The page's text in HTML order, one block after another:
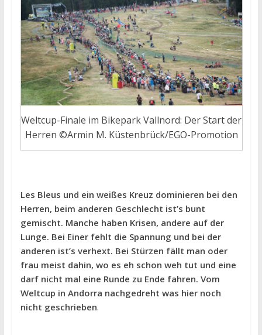
Weltcup-Finale im Bikepark Vallnord: Der Start der
Herren ©Armin M. Küstenbrück/EGO-Promotion
Les Bleus und ein weißes Kreuz dominieren bei den
Herren, beim anderen Geschlecht ist’s bunt
gemischt. Manche haben Krisen, andere auf der
Lunge. Bei Einer fehlt die Spannung und bei der
anderen ist’s verhext. Bei Stürzen fällt man oder
frau meist dahin, wo es eh schon weh tut und eine
darf nicht mal eine Runde zu Ende fahren. Vom
Weltcup in Andorra nachgedreht was hier noch
nicht geschrieben.